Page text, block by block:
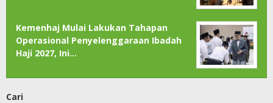
Kemenhaj Mulai Lakukan Tahapan
Operasional Penyelenggaraan Ibadah
Haji 2027, Ini…
Cari